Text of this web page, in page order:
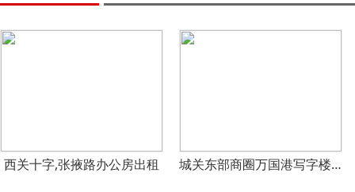
西关十字,张掖路办公房出租 城关东部商圈万国港写字楼出租